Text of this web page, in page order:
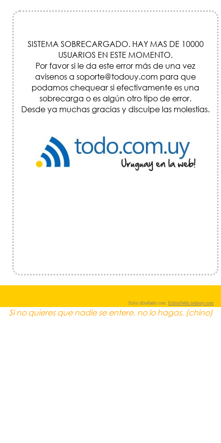
SISTEMA SOBRECARGADO. HAY MAS DE 10000
USUARIOS EN ESTE MOMENTO.
Por favor si le da este error más de una vez
avisenos a soporte@todouy.com para que
podamos chequear si efectivamente es una
sobrecarga o es algún otro tipo de error.
Desde ya muchas gracias y disculpe las molestias.
Sitio diseñado con: EditorWeb.todouy.com
Si no quieres que nadie se entere, no lo hagas. (chino)